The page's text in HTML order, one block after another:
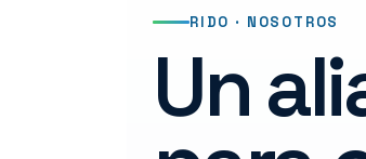
RIDO · NOSOTROS
Un